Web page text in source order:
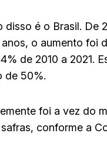
disso é o Brasil. De
o aumento foi
de 2010 a 2021.
de 50%.
foi a vez do
conforme a